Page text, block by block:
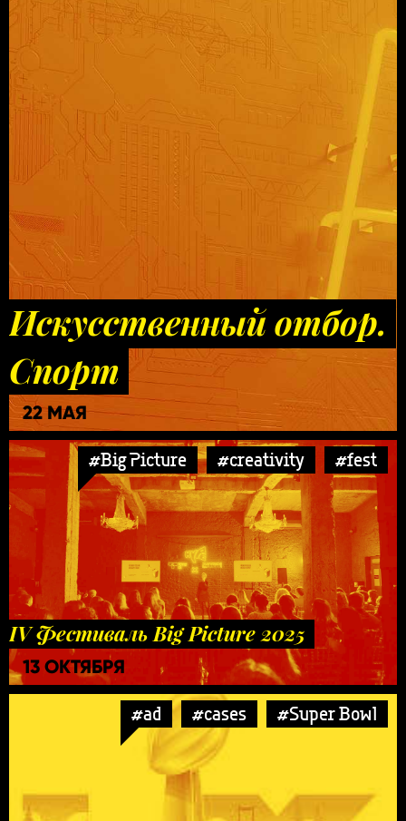
Искусственный отбор.
Спорт
22 МАЯ
#Big Picture #creativity #fest
IV Фестиваль Big Picture 2025
13 ОКТЯБРЯ
#ad #cases #Super Bowl